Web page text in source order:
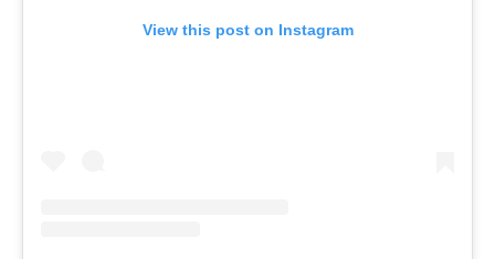
View this post on Instagram